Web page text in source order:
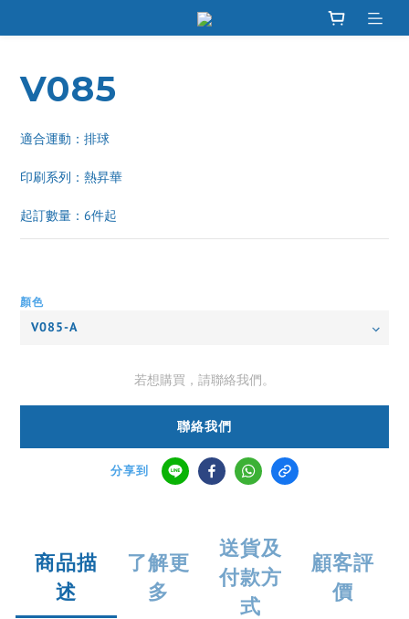
V085
適合運動：排球
印刷系列：熱昇華
起訂數量：6件起
顏色
若想購買，請聯絡我們。
聯絡我們
分享到
商品描
述
了解更
多
送貨及
付款方
式
顧客評
價